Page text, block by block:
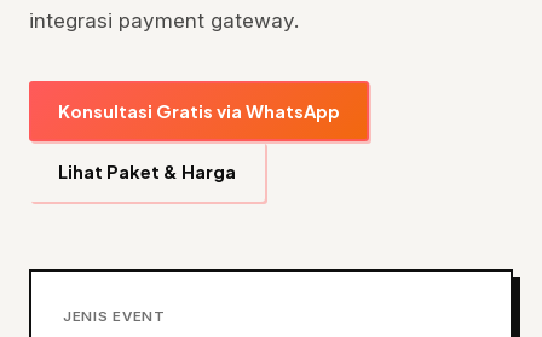
integrasi payment gateway.
Konsultasi Gratis via WhatsApp
Lihat Paket & Harga
JENIS EVENT